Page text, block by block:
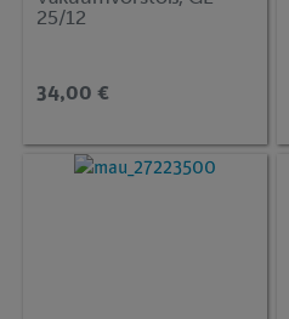
25/12
34,00 €